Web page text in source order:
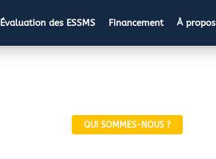
Évaluation des ESSMS Financement À propos
QUI SOMMES-NOUS ?